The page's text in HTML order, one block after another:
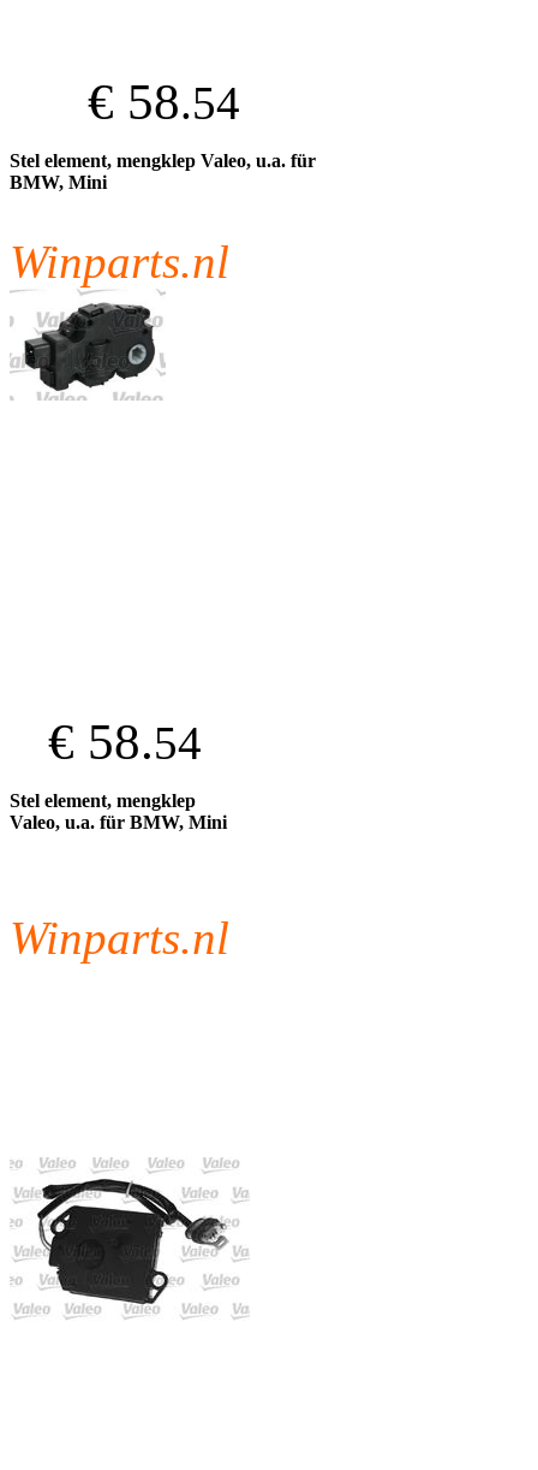
€ 58.54
Stel element, mengklep Valeo, u.a. für
BMW, Mini
Winparts.nl
€ 58.54
Stel element, mengklep
Valeo, u.a. für BMW, Mini
Winparts.nl